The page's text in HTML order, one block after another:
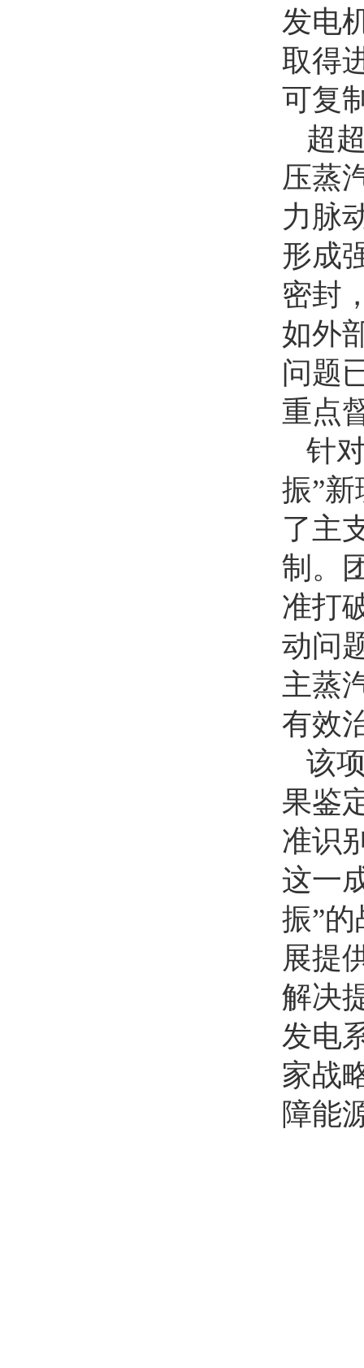
发电
取得
可复
超
压蒸
力脉
形成
密封
如外
问题
重点
针
振”
了主
制。
准打
动问
主蒸
有效
该
果鉴
准识
这一
振”
展提
解决
发电
家战
障能